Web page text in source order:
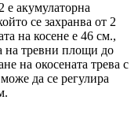
акумулаторна
се захранва от 2
на косене е 46 см.,
на тревни площи до
на окосената трева с
да се регулира